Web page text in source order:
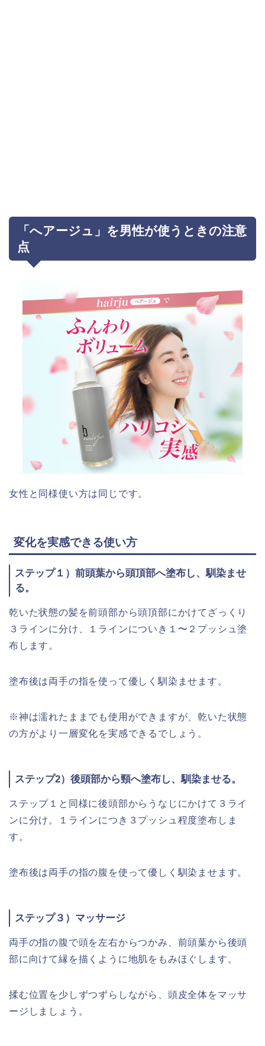
「へアージュ」を男性が使うときの注意
点
女性と同様使い方は同じです。
変化を実感できる使い方
ステップ１）前頭葉から頭頂部へ塗布し、馴染ませ
る。
乾いた状態の髪を前頭部から頭頂部にかけてざっくり
３ラインに分け、１ラインについき１〜２プッシュ塗
布します。
塗布後は両手の指を使って優しく馴染ませます。
※神は濡れたままでも使用ができますが、乾いた状態
の方がより一層変化を実感できるでしょう。
ステップ2）後頭部から頸へ塗布し、馴染ませる。
ステップ１と同様に後頭部からうなじにかけて３ライ
ンに分け。１ラインにつき３プッシュ程度塗布しま
す。
塗布後は両手の指の腹を使って優しく馴染ませます。
ステップ３）マッサージ
両手の指の腹で頭を左右からつかみ、前頭葉から後頭
部に向けて縁を描くように地肌をもみほぐします。
揉む位置を少しずつずらしながら、頭皮全体をマッサ
ージしましょう。